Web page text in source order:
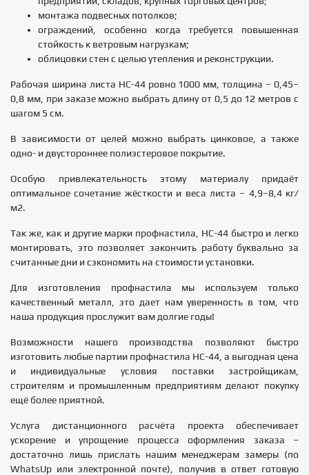
монтажа подвесных потолков;
ограждений, особенно когда требуется повышенная
стойкость к ветровым нагрузкам;
облицовки стен с целью утепления и реконструкции.
Рабочая ширина листа НС-44 ровно 1000 мм, толщина – 0,45–
0,8 мм, при заказе можно выбрать длину от 0,5 до 12 метров с
шагом 5 см.
В зависимости от целей можно выбрать цинковое, а также
одно- и двустороннее полиэстеровое покрытие.
Особую привлекательность этому материалу придаёт
оптимальное сочетание жёсткости и веса листа – 4,9–8,4 кг/
м2.
Так же, как и другие марки профнастила, НС-44 быстро и легко
монтировать, это позволяет закончить работу буквально за
считанные дни и сэкономить на стоимости установки.
Для изготовления профнастила мы используем только
качественный металл, это дает нам уверенность в том, что
наша продукция прослужит вам долгие годы!
Возможности нашего производства позволяют быстро
изготовить любые партии профнастила НС-44, а выгодная цена
и индивидуальные условия поставки застройщикам,
строителям и промышленным предприятиям делают покупку
ещё более приятной.
Услуга дистанционного расчёта проекта обеспечивает
ускорение и упрощение процесса оформления заказа –
достаточно лишь прислать нашим менеджерам замеры (по
WhatsUp или электронной почте), получив в ответ готовую